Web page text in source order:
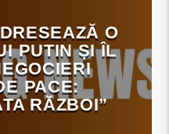
O
PUTIN ȘI ÎL
PACE:
RĂZBOI”